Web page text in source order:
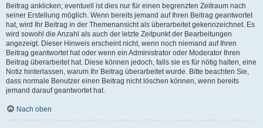
Beitrag anklicken; eventuell ist dies nur für einen begrenzten Zeitraum nach
seiner Erstellung möglich. Wenn bereits jemand auf Ihren Beitrag geantwortet
hat, wird Ihr Beitrag in der Themenansicht als überarbeitet gekennzeichnet. Es
wird sowohl die Anzahl als auch der letzte Zeitpunkt der Bearbeitungen
angezeigt. Dieser Hinweis erscheint nicht, wenn noch niemand auf Ihren
Beitrag geantwortet hat oder wenn ein Administrator oder Moderator Ihren
Beitrag überarbeitet hat. Diese können jedoch, falls sie es für nötig halten, eine
Notiz hinterlassen, warum Ihr Beitrag überarbeitet wurde. Bitte beachten Sie,
dass normale Benutzer einen Beitrag nicht löschen können, wenn bereits
jemand darauf geantwortet hat.
Nach oben